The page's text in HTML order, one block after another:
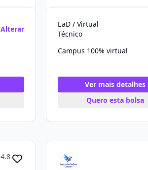
Alterar
EaD / Virtual
Técnico
Campus 100% virtual
Ver mais detalhes
Quero esta bolsa
4.8